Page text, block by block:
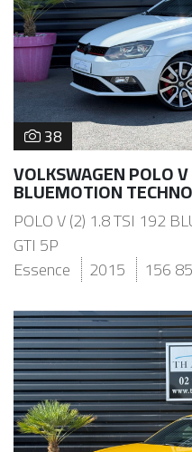
38
VOLKSWAGEN POLO
BLUEMOTION
POLO V (2) 1.8 TSI 192
GTI 5P
Essence
2015 156